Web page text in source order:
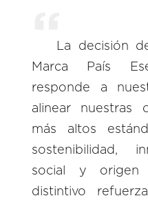
La decisión
Marca País
responde a
alinear nuestras
más altos
sostenibilidad,
social y origen
distintivo